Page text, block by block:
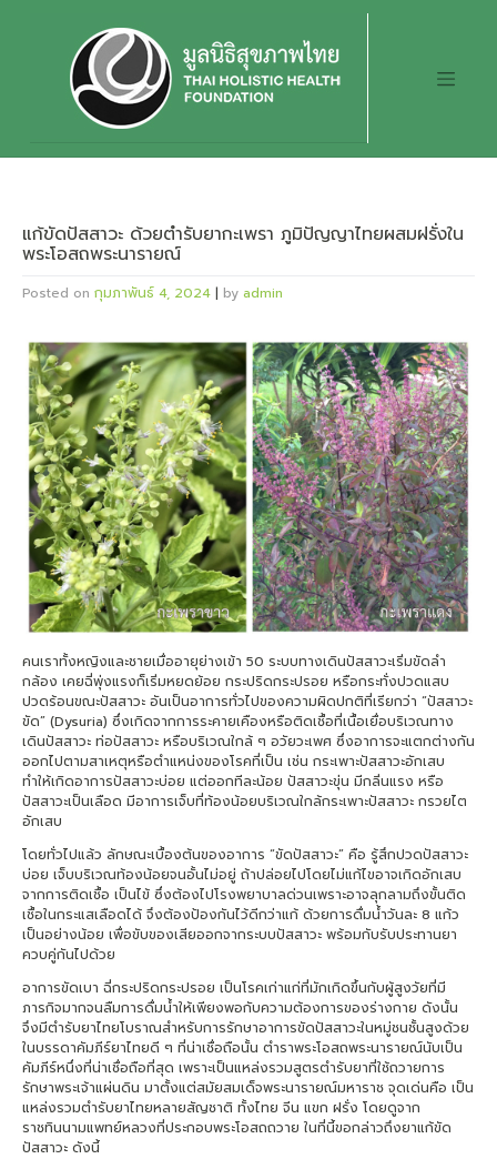
แก้ขัดปัสสาวะ ด้วยตำรับยากะเพรา ภูมิปัญญาไทยผสมฝรั่งใน
พระโอสถพระนารายณ์
Posted on กุมภาพันธ์ 4, 2024 | by admin
คนเราทั้งหญิงและชายเมื่ออายุย่างเข้า 50 ระบบทางเดินปัสสาวะเริ่มขัดลำ
กล้อง เคยฉี่พุ่งแรงก็เริ่มหยดย้อย กระปริดกระปรอย หรือกระทั่งปวดแสบ
ปวดร้อนขณะปัสสาวะ อันเป็นอาการทั่วไปของความผิดปกติที่เรียกว่า “ปัสสาวะ
ขัด” (Dysuria) ซึ่งเกิดจากการระคายเคืองหรือติดเชื้อที่เนื้อเยื่อบริเวณทาง
เดินปัสสาวะ ท่อปัสสาวะ หรือบริเวณใกล้ ๆ อวัยวะเพศ ซึ่งอาการจะแตกต่างกัน
ออกไปตามสาเหตุหรือตำแหน่งของโรคที่เป็น เช่น กระเพาะปัสสาวะอักเสบ
ทำให้เกิดอาการปัสสาวะบ่อย แต่ออกทีละน้อย ปัสสาวะขุ่น มีกลิ่นแรง หรือ
ปัสสาวะเป็นเลือด มีอาการเจ็บที่ท้องน้อยบริเวณใกล้กระเพาะปัสสาวะ กรวยไต
อักเสบ
โดยทั่วไปแล้ว ลักษณะเบื้องต้นของอาการ “ขัดปัสสาวะ” คือ รู้สึกปวดปัสสาวะ
บ่อย เจ็บบริเวณท้องน้อยจนอั้นไม่อยู่ ถ้าปล่อยไปโดยไม่แก้ไขอาจเกิดอักเสบ
จากการติดเชื้อ เป็นไข้ ซึ่งต้องไปโรงพยาบาลด่วนเพราะอาจลุกลามถึงขั้นติด
เชื้อในกระแสเลือดได้ จึงต้องป้องกันไว้ดีกว่าแก้ ด้วยการดื่มน้ำวันละ 8 แก้ว
เป็นอย่างน้อย เพื่อขับของเสียออกจากระบบปัสสาวะ พร้อมกับรับประทานยา
ควบคู่กันไปด้วย
อาการขัดเบา ฉี่กระปริดกระปรอย เป็นโรคเก่าแก่ที่มักเกิดขึ้นกับผู้สูงวัยที่มี
ภารกิจมากจนลืมการดื่มน้ำให้เพียงพอกับความต้องการของร่างกาย ดังนั้น
จึงมีตำรับยาไทยโบราณสำหรับการรักษาอาการขัดปัสสาวะในหมู่ชนชั้นสูงด้วย
ในบรรดาคัมภีร์ยาไทยดี ๆ ที่น่าเชื่อถือนั้น ตำราพระโอสถพระนารายณ์นับเป็น
คัมภีร์หนึ่งที่น่าเชื่อถือที่สุด เพราะเป็นแหล่งรวมสูตรตำรับยาที่ใช้ถวายการ
รักษาพระเจ้าแผ่นดิน มาตั้งแต่สมัยสมเด็จพระนารายณ์มหาราช จุดเด่นคือ เป็น
แหล่งรวมตำรับยาไทยหลายสัญชาติ ทั้งไทย จีน แขก ฝรั่ง โดยดูจาก
ราชทินนามแพทย์หลวงที่ประกอบพระโอสถถวาย ในที่นี้ขอกล่าวถึงยาแก้ขัด
ปัสสาวะ ดังนี้